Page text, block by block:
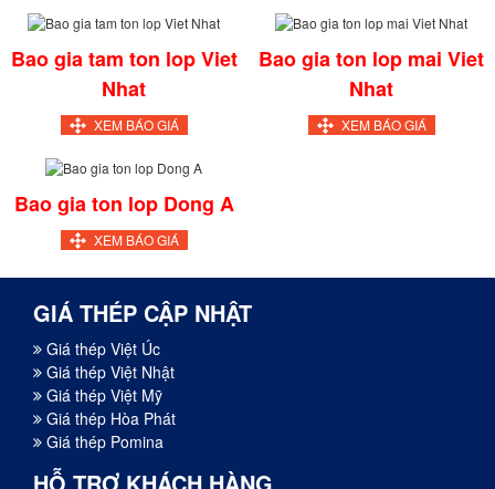
Bao gia tam ton lop Viet
Nhat
XEM BÁO GIÁ
Bao gia ton lop mai Viet
Nhat
XEM BÁO GIÁ
Bao gia ton lop Dong A
XEM BÁO GIÁ
GIÁ THÉP CẬP NHẬT
Giá thép Việt Úc
Giá thép Việt Nhật
Giá thép Việt Mỹ
Giá thép Hòa Phát
Giá thép Pomina